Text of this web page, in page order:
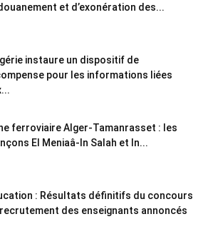
et d’exonération des...
instaure un dispositif de
pour les informations liées
ferroviaire Alger-Tamanrasset : les
El Meniaâ-In Salah et In...
: Résultats définitifs du concours
des enseignants annoncés